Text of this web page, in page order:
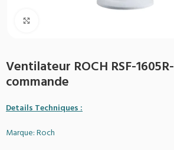
Ventilateur ROCH RSF-
commande
Details Techniques :
Marque: Roch